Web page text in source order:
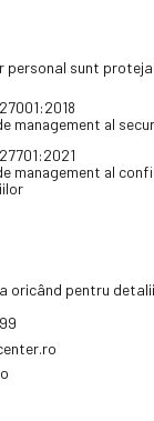
personal sunt
management al
management al
oricând pentru